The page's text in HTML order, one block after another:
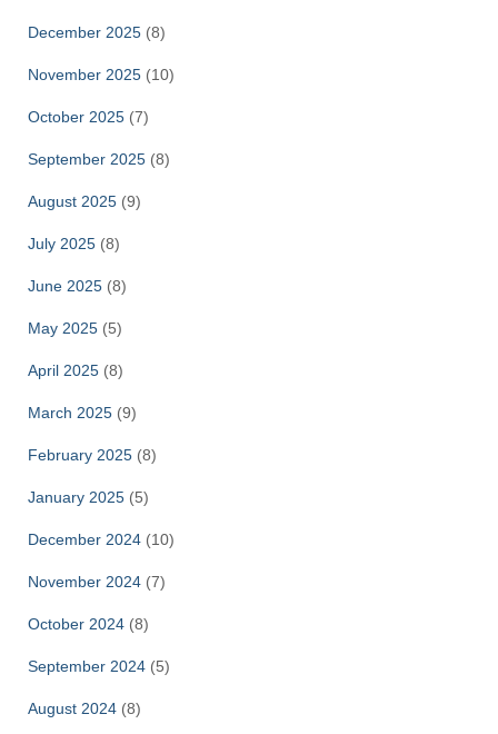
December 2025 (8)
November 2025 (10)
October 2025 (7)
September 2025 (8)
August 2025 (9)
July 2025 (8)
June 2025 (8)
May 2025 (5)
April 2025 (8)
March 2025 (9)
February 2025 (8)
January 2025 (5)
December 2024 (10)
November 2024 (7)
October 2024 (8)
September 2024 (5)
August 2024 (8)